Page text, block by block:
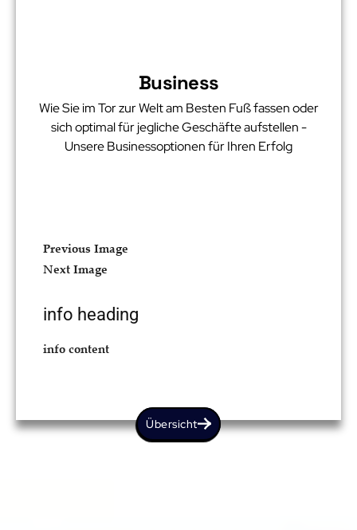
Business
Wie Sie im Tor zur Welt am Besten Fuß fassen oder
sich optimal für jegliche Geschäfte aufstellen -
Unsere Businessoptionen für Ihren Erfolg
Previous Image
Next Image
info heading
info content
Übersicht